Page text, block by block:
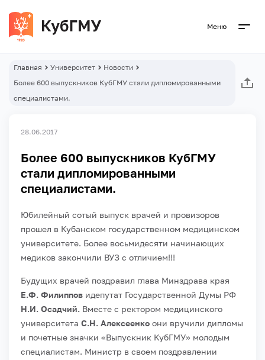
Меню
Главная Университет
Новости
Более 600 выпускников КубГМУ стали дипломированными
специалистами.
28.06.2017
Более 600 выпускников КубГМУ
стали дипломированными
специалистами.
Юбилейный сотый выпуск врачей и провизоров
прошел в Кубанском государственном медицинском
университете. Более восьмидесяти начинающих
медиков закончили ВУЗ с отличием!!!
Будущих врачей поздравил глава Минздрава края
Е.Ф. Филиппов идепутат Государственной Думы РФ
Н.И. Осадчий. Вместе с ректором медицинского
университета С.Н. Алексеенко они вручили дипломы
и почетные значки «Выпускник КубГМУ» молодым
специалистам. Министр в своем поздравлении